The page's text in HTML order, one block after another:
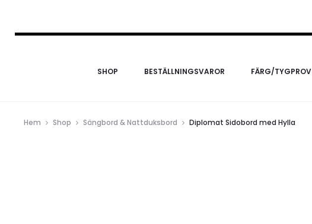
SHOP BESTÄLLNINGSVAROR FÄRG/TYGPROV
Hem Shop Sängbord & Nattduksbord Diplomat Sidobord med Hylla